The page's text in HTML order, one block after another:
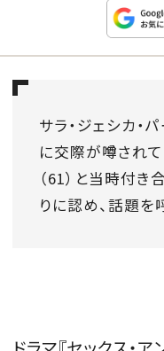
FORTUNE
SDGs
MAGAZINE
Log in or Sign
サラ・ジェシカ・
に交際が噂され
（61）と当時付
りに認め、話題を